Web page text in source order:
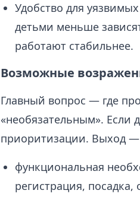
Удобство для
детьми меньше
работают стабильнее.
Возможные
Главный вопрос — где
«необязательным». Если
приоритизации. Выход
функциональная
регистрация, посадка,